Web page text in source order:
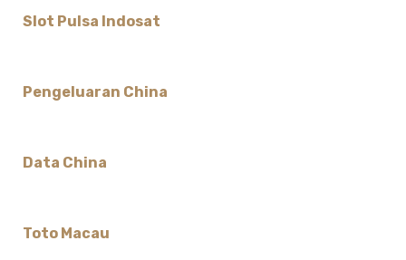
Slot Pulsa Indosat
Pengeluaran China
Data China
Toto Macau